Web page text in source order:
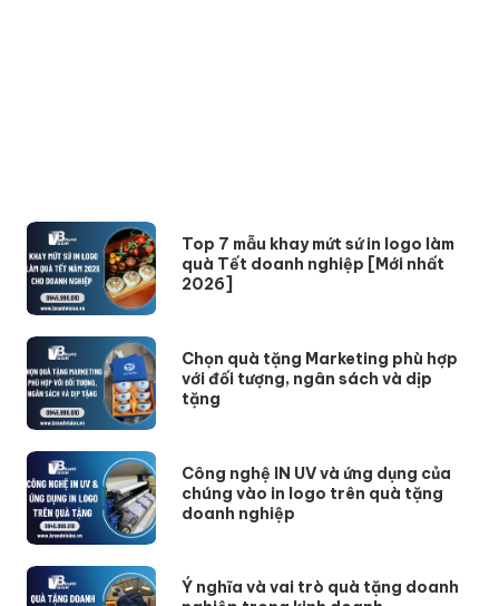
Top 7 mẫu khay mứt sứ in logo làm
quà Tết doanh nghiệp [Mới nhất
2026]
Chọn quà tặng Marketing phù hợp
với đối tượng, ngân sách và dịp
tặng
Công nghệ IN UV và ứng dụng của
chúng vào in logo trên quà tặng
doanh nghiệp
Ý nghĩa và vai trò quà tặng doanh